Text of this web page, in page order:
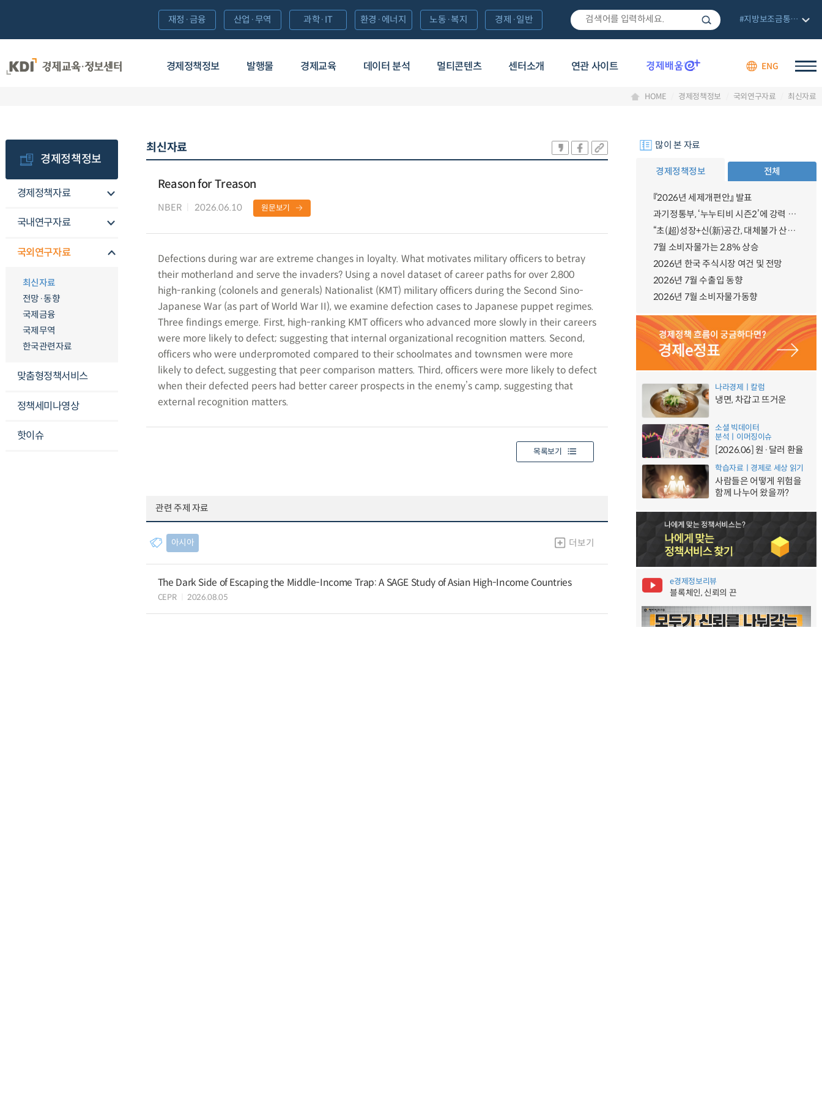
경제정책정보 발행물 경제교육 데이터 분석 멀티콘텐츠 센터소개 연관 사이트 ENG
재정·금융 산업·무역 과학·IT 환경·에너지 노동·복지 경제·일반 #지방보조금통합관리망
HOME 경제정책정보 국외연구자료 최신자료
경제정책정보
경제정책자료
국내연구자료
국외연구자료
최신자료
전망·동향
국제금융
국제무역
한국관련자료
맞춤형정책서비스
정책세미나영상
핫이슈
최신자료
Reason for Treason
NBER 2026.06.10 원문보기
Defections during war are extreme changes in loyalty. What motivates military officers to betray
their motherland and serve the invaders? Using a novel dataset of career paths for over 2,800
high-ranking (colonels and generals) Nationalist (KMT) military officers during the Second Sino-
Japanese War (as part of World War II), we examine defection cases to Japanese puppet regimes.
Three findings emerge. First, high-ranking KMT officers who advanced more slowly in their careers
were more likely to defect; suggesting that internal organizational recognition matters. Second,
officers who were underpromoted compared to their schoolmates and townsmen were more
likely to defect, suggesting that peer comparison matters. Third, officers were more likely to defect
when their defected peers had better career prospects in the enemy’s camp, suggesting that
external recognition matters.
목록보기
관련 주제 자료
아시아 더보기
The Dark Side of Escaping the Middle-Income Trap: A SAGE Study of Asian High-Income Countries
CEPR 2026.08.05
많이 본 자료
경제정책정보 전체
『2026년 세제개편안』 발표
과기정통부, ‘누누티비 시즌2’에 강력 대응 의지 밝혀
“초(超)성장+신(新)공간, 대체불가 산업강국”
7월 소비자물가는 2.8% 상승
2026년 한국 주식시장 여건 및 전망
2026년 7월 수출입 동향
2026년 7월 소비자물가동향
나라경제ㅣ칼럼
냉면, 차갑고 뜨거운
소셜 빅데이터
분석ㅣ이머징이슈
[2026.06] 원·달러 환율
학습자료ㅣ경제로 세상 읽기
사람들은 어떻게 위험을
함께 나누어 왔을까?
e경제정보리뷰
블록체인, 신뢰의 끈